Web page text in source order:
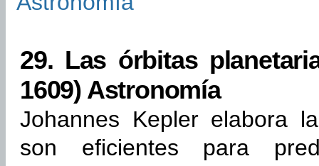
29. Las órbitas
1609) Astronomía
Johannes Kepler elabora
son eficientes para